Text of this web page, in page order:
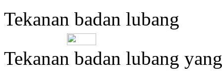
Tekanan badan lubang
Tekanan badan lubang